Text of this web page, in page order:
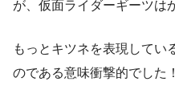
が、仮面ライダーギーツは
もっとキツネを表現してい
のである意味衝撃的でした！